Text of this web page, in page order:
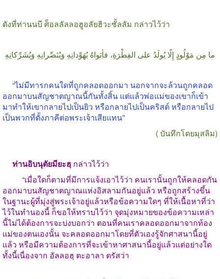
ดังที่ท่านนบี ศ็อลลัลลอฮูอลัยฮิวะซั้ลลัม กล่าวไว้ว่า
ما مِن مَوْلُودٍ إِلّا يُولَدُ على الفِطْرَةِ، فأبَواهُ يُهَوِّدانِهِ وَيُنَصِّرانِهِ وَيُشَرِّكانِهِ
“ไม่มีทารกคนใดที่ถูกคลอดออกมา นอกจากจะล้วนถูกคลอด
ออกมาบนสัญชาตญาณนี้กันทั้งสิ้น แต่แล้วพ่อแม่ของเขาก็เข้า
มาทำให้เขากลายไปเป็นยิว หรือกลายไปเป็นคริสต์ หรือกลายไป
เป็นพวกที่ตั้งภาคีต่อพระเจ้าเสียแทน”
(บันทึกโดยมุสลิม)
ท่านอิบนุตัยมียะฮฺ กล่าวไว้ว่า
“เมื่อใดก็ตามที่มีการแจ้งเอาไว้ว่า คนเรานั้นถูกให้คลอดกัน
ออกมาบนสัญชาตญาณแห่งอิสลามกันอยู่แล้ว หรือถูกสร้างขึ้น
ในฐานะผู้ที่มุ่งสู่พระเจ้าอยู่แล้วหรือข้อความใดๆ ที่ให้เนื้อหาที่ว่า
ไว้ในทำนองนี้ ก็ขอให้ทราบไว้ว่า จุดมุ่งหมายของข้อความเหล่า
นี้ไม่ได้ต้องการจะบ่งบอกว่า ตอนที่คนเราคลอดออกมาจากท้อง
แม่ของตนเองนั้น จะคลอดออกมาโดยที่ตัวเองรู้จักศาสนานี้อยู่
แล้ว หรือมีความต้องการที่จะเข้าหาศาสนานี้อยู่แล้วแต่อย่างใด
ทั้งนี้เนื่องจาก อัลลอฮฺ ตะอาลา ตรัสว่า